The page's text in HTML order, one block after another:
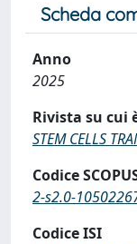
Scheda
Anno
2025
Rivista su cui
STEM CELLS
Codice
2-s2.0-
Codice ISI